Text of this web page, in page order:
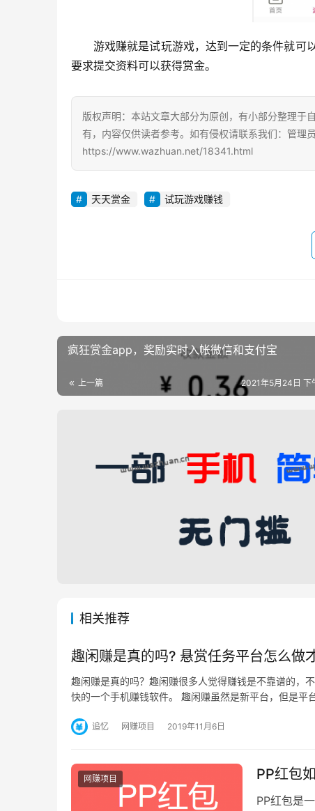
游戏赚就是试玩游戏，达到一定的条件就可
要求提交资料可以获得赏金。
版权声明：本站文章大部分为原创，有小部分整理于
有，内容仅供读者参考。如有侵权请联系我们：管理
https://www.wazhuan.net/18341.html
天天赏金 试玩游戏赚钱
疯狂赏金app，奖励实时入帐微信和支付宝
上一篇 2021年5月24日 下
相关推荐
趣闲赚是真的吗? 悬赏任务平台怎么做
趣闲赚是真的吗？趣闲赚很多人觉得赚钱是不靠谱的，
快的一个手机赚钱软件。 趣闲赚虽然是新平台，但是平
追忆 网赚项目 2019年11月6日
网赚项目 PP红包
PP红包是